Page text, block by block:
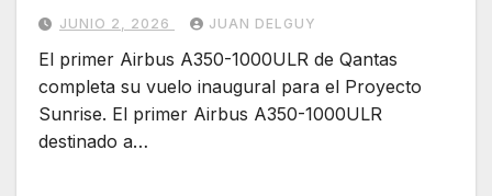
JUNIO 2, 2026 JUAN DELGUY
El primer Airbus A350-1000ULR de Qantas
completa su vuelo inaugural para el Proyecto
Sunrise. El primer Airbus A350-1000ULR
destinado a…